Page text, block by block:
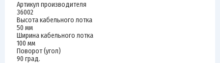
Артикул производителя
36002
Высота кабельного лотка
50 мм
Ширина кабельного лотка
100 мм
Поворот (угол)
90 град.